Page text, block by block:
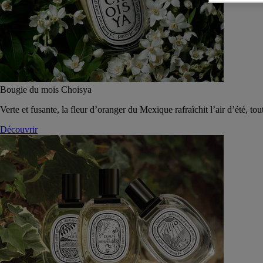
Bougie du mois Choisya
Verte et fusante, la fleur d’oranger du Mexique rafraîchit l’air d’été,
Découvrir